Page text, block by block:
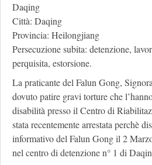
Daqing
Città: Daqing
Provincia: Heilongjiang
Persecuzione subita: detenzione,
perquisita, estorsione.
La praticante del Falun Gong,
dovuto patire gravi torture che
disabilità presso il Centro di
stata recentemente arrestata perchè
informativo del Falun Gong il 2
nel centro di detenzione n° 1 di